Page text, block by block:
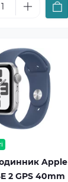
Apple
2 GPS 40mm